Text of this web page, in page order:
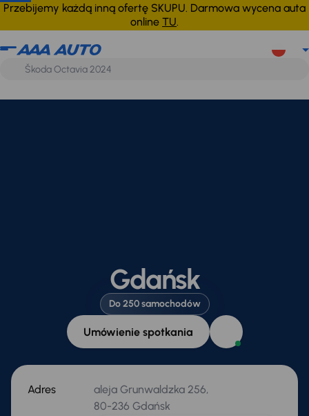
Przebijemy każdą inną ofertę SKUPU. Darmowa wycena auta
online TU.
Gdańsk
Do 250 samochodów
Umówienie spotkania
Adres
aleja Grunwaldzka 256,
80-236 Gdańsk